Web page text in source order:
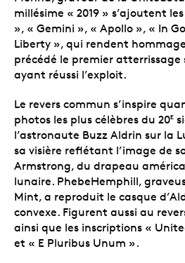
millésime « 2019 » s’ajoutent
», « Gemini », « Apollo », « In
Liberty », qui rendent
précédé le premier atterrissage
ayant réussi l’exploit.
Le revers commun s’inspire
photos les plus célèbres du 20E
l’astronaute Buzz Aldrin sur la
sa visière reflétant l’image de
Armstrong, du drapeau
lunaire. PhebeHemphill,
Mint, a reproduit le casque
convexe. Figurent aussi au
ainsi que les inscriptions «
et « E Pluribus Unum ».